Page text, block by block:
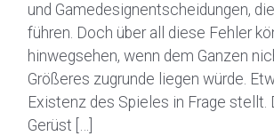
und Gamedesignentscheidungen,
führen. Doch über all diese Fehler
hinwegsehen, wenn dem Ganzen
Größeres zugrunde liegen würde.
Existenz des Spieles in Frage stellt.
Gerüst […]